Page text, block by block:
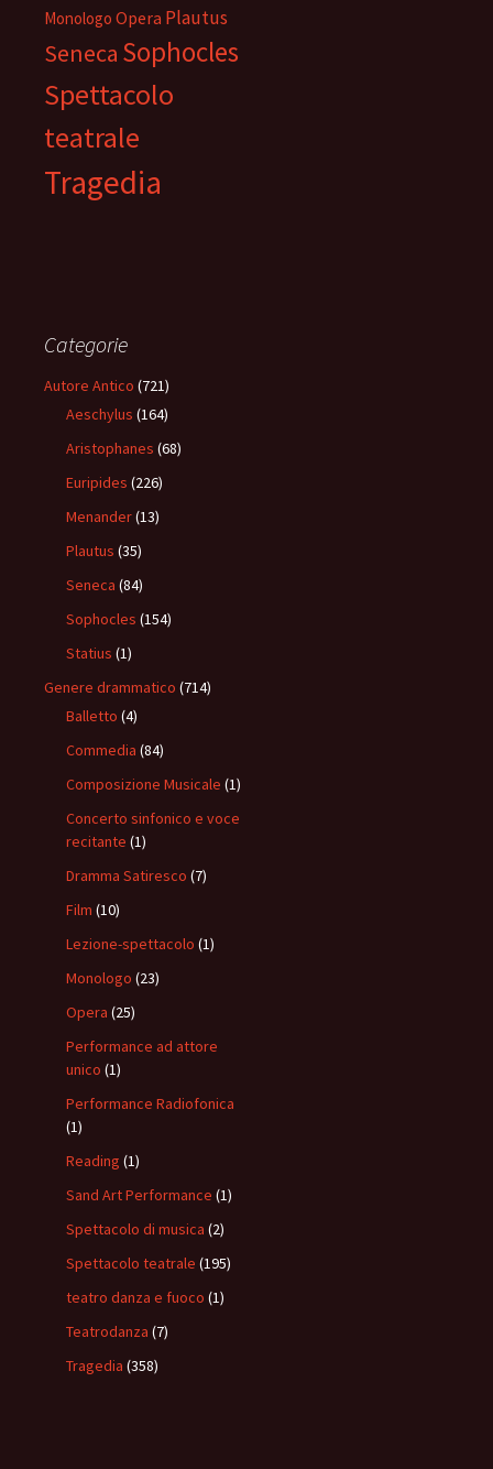
Monologo Opera Plautus
Seneca Sophocles
Spettacolo
teatrale
Tragedia
Categorie
Autore Antico (721)
Aeschylus (164)
Aristophanes (68)
Euripides (226)
Menander(13)
Plautus (35)
Seneca (84)
Sophocles (154)
Statius (1)
Genere drammatico (714)
Balletto (4)
Commedia (84)
Composizione Musicale (1)
Concerto sinfonico e voce
recitante (1)
Dramma Satiresco (7)
Film (10)
Lezione-spettacolo (1)
Monologo (23)
Opera (25)
Performance ad attore
unico (1)
Performance Radiofonica
(1)
Reading (1)
Sand Art Performance (1)
Spettacolo di musica (2)
Spettacolo teatrale (195)
teatro danza e fuoco (1)
Teatrodanza (7)
Tragedia (358)